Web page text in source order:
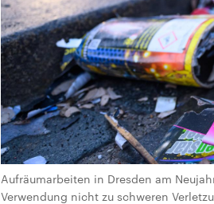
Aufräumarbeiten in Dresden am
Verwendung nicht zu schweren